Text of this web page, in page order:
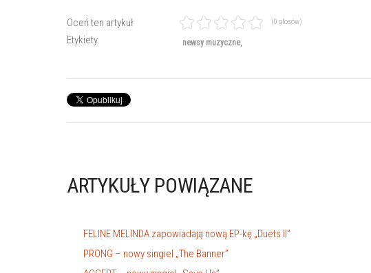
Oceń ten artykuł (0 głosów)
Etykiety newsy muzyczne
ARTYKUŁY POWIĄZANE
FELINE MELINDA zapowiadają nową EP-kę „Duets II”
PRONG – nowy singiel „The Banner”